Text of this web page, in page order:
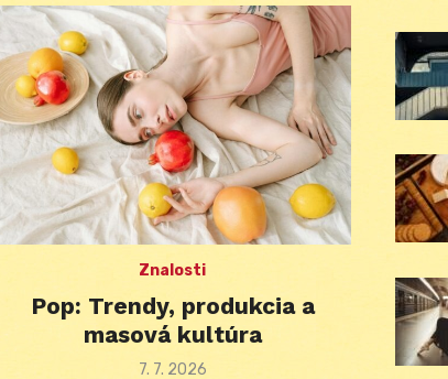
Znalosti
Pop: Trendy, produkcia a
masová kultúra
Posted
7. 7. 2026